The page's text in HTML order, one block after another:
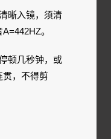
晰入镜，须清
。
顿几秒钟，或
贯，不得剪